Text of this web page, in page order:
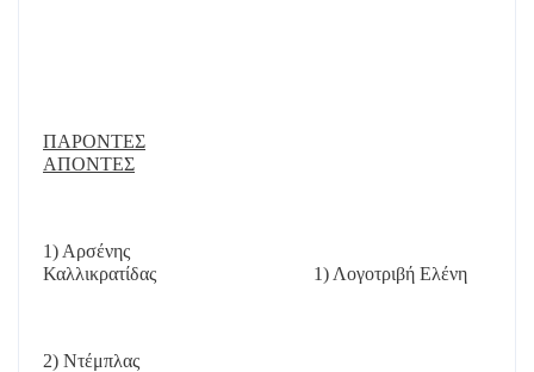
ΠΑΡΟΝΤΕΣ
ΑΠΟΝΤΕΣ
1) Αρσένης
Καλλικρατίδας
1) Λογοτριβή Ελένη
2) Ντέμπλας